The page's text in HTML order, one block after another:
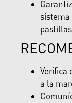
Verifica
a la